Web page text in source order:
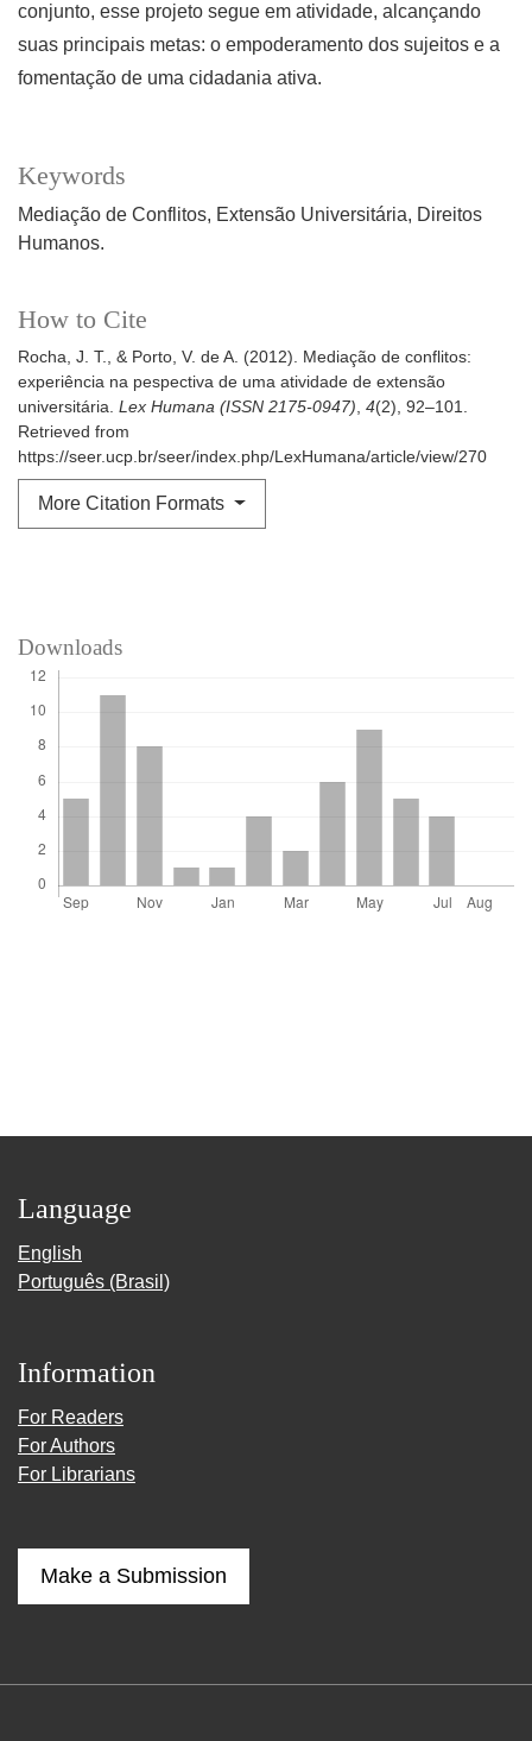
Keywords
Mediação de Conflitos Extensão Universitária
Direitos
Humanos.
How to Cite
Rocha, J. T., & Porto, V. de A. (2012). Mediação de conflitos:
experiência na pespectiva de uma atividade de extensão
universitária. Lex Humana (ISSN 2175-0947), 4(2), 92–101.
Retrieved from
https://seer.ucp.br/seer/index.php/LexHumana/article/view/270
More Citation Formats
conjunto, esse projeto segue em atividade, alcançando
suas principais metas: o empoderamento dos sujeitos e a
fomentação de uma cidadania ativa.
Downloads
Language
English
Português (Brasil)
Information
For Readers
For Authors
For Librarians
Make a Submission